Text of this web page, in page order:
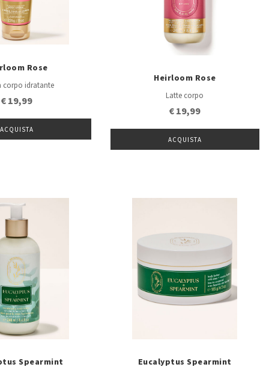
Rose
corpo idratante
€ 19,99
ACQUISTA
Heirloom Rose
Latte corpo
€ 19,99
ACQUISTA
Spearmint Eucalyptus Spearmint